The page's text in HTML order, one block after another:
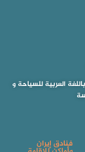
العربية للسياحة و
فنادق إيران